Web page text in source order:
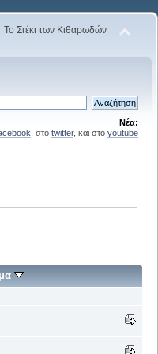
Το Στέκι των Κιθαρωδών
Νέα:
, στο twitter, και στο youtube